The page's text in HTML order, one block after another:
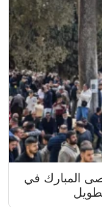
المبارك في